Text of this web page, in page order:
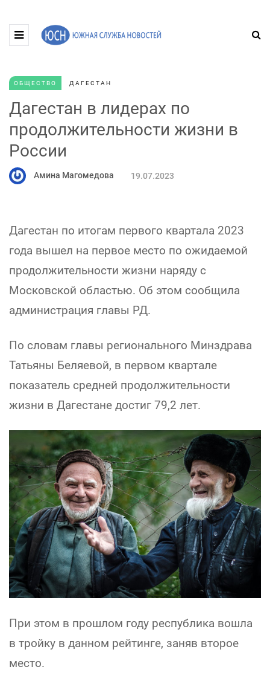
ОБЩЕСТВО ДАГЕСТАН
Дагестан в лидерах по
продолжительности жизни в
России
Амина Магомедова 19.07.2023
Дагестан по итогам первого квартала 2023
года вышел на первое место по ожидаемой
продолжительности жизни наряду с
Московской областью. Об этом сообщила
администрация главы РД.
По словам главы регионального Минздрава
Татьяны Беляевой, в первом квартале
показатель средней продолжительности
жизни в Дагестане достиг 79,2 лет.
При этом в прошлом году республика вошла
в тройку в данном рейтинге, заняв второе
место.